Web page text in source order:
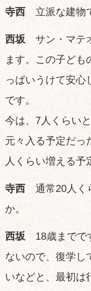
寺西 立派な建物
西坂 サン・マテ
ます。この子ど
っぱいうけて安心
です。
今は、 7人くらい
元々入る予定だっ
人くらい増える予
寺西 通常20人
か。
西坂 18歳までで
ないので、復学し
いなどと、最初は